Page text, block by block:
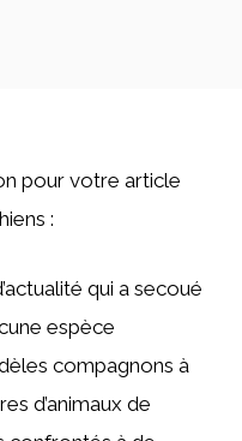
pour votre article
:
qui a secoué
espèce
compagnons à
d’animaux de